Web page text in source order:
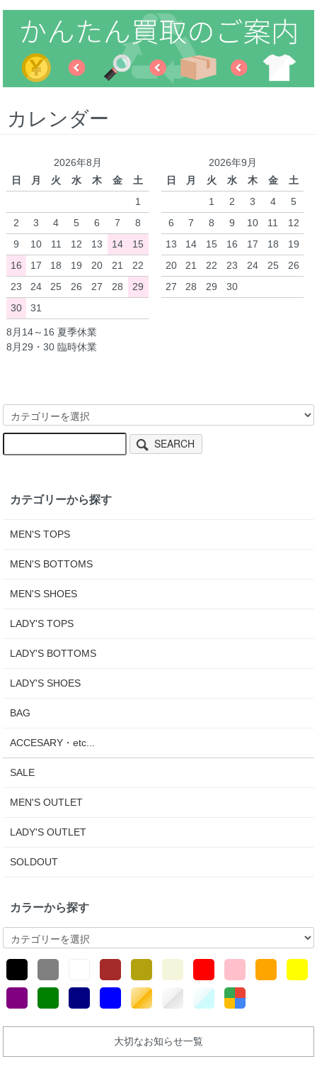
カレンダー
2026年8月
日
月 火 水 木 金
土
1
2
3 4 5 6 7
8
9
10 11 12 13 14
15
16
17 18 19 20 21
22
23
24 25 26 27 28
29
30
31
2026年9月
日
月 火 水 木 金
土
1
2 3 4
5
6
7 8 9 10 11
12
13
14 15 16 17 18
19
20
21 22 23 24 25
26
27
28 29 30
8月14～16 夏季休業
8月29・30 臨時休業
SEARCH
カテゴリーから探す
MEN'S TOPS
MEN'S BOTTOMS
MEN'S SHOES
LADY'S TOPS
LADY'S BOTTOMS
LADY'S SHOES
BAG
ACCESARY・etc...
SALE
MEN'S OUTLET
LADY'S OUTLET
SOLDOUT
カラーから探す
大切なお知らせ一覧